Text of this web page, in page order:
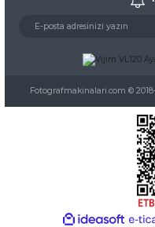
Fotografmakinalari.com ©
ideasoft